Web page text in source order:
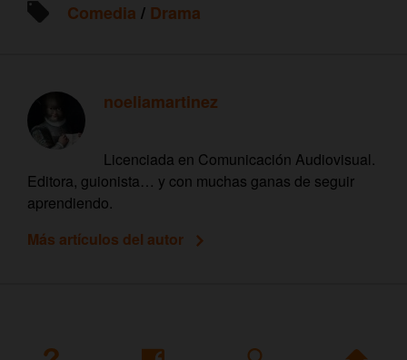
Comedia / Drama
noeliamartinez
Licenciada en Comunicación Audiovisual.
Editora, guionista… y con muchas ganas de seguir
aprendiendo.
Más artículos del autor